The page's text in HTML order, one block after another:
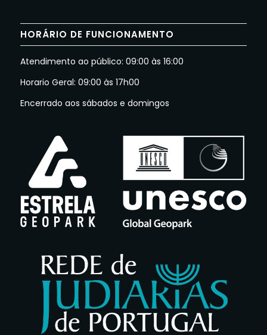
HORÁRIO DE FUNCIONAMENTO
Atendimento ao público: 09:00 às 16:00
Horario Geral: 09:00 às 17h00
Encerrado aos sábados e domingos